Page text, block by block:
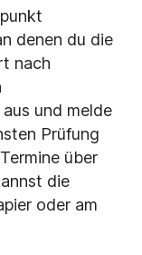
denen du die
nach
und melde
Prüfung
über
die
oder am